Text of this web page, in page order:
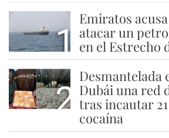
1
Emiratos
atacar un
en el Estrecho
2
Desmantelada
Dubái una red
tras incautar
cocaína